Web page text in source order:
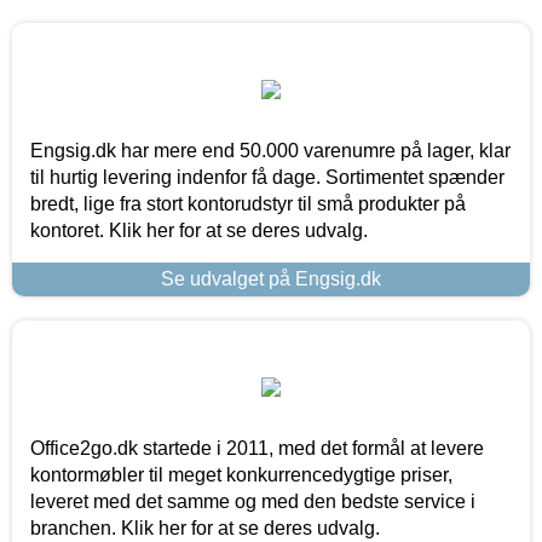
Engsig.dk har mere end 50.000 varenumre på lager, klar
til hurtig levering indenfor få dage. Sortimentet spænder
bredt, lige fra stort kontorudstyr til små produkter på
kontoret. Klik her for at se deres udvalg.
Se udvalget på Engsig.dk
Office2go.dk startede i 2011, med det formål at levere
kontormøbler til meget konkurrencedygtige priser,
leveret med det samme og med den bedste service i
branchen. Klik her for at se deres udvalg.